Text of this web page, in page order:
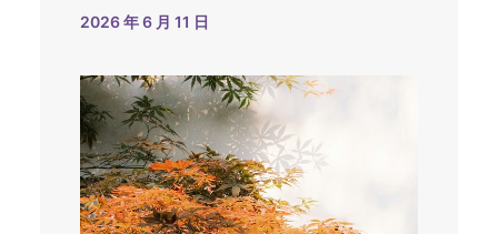
2026 年 6 月 11 日